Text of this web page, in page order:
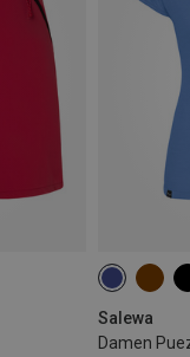
Salewa
Damen
XS S